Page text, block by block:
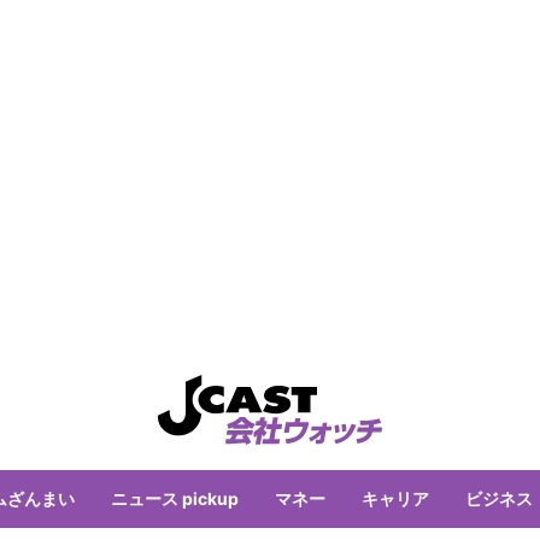
ざんまい ニュース pickup マネー キャリア ビジネス